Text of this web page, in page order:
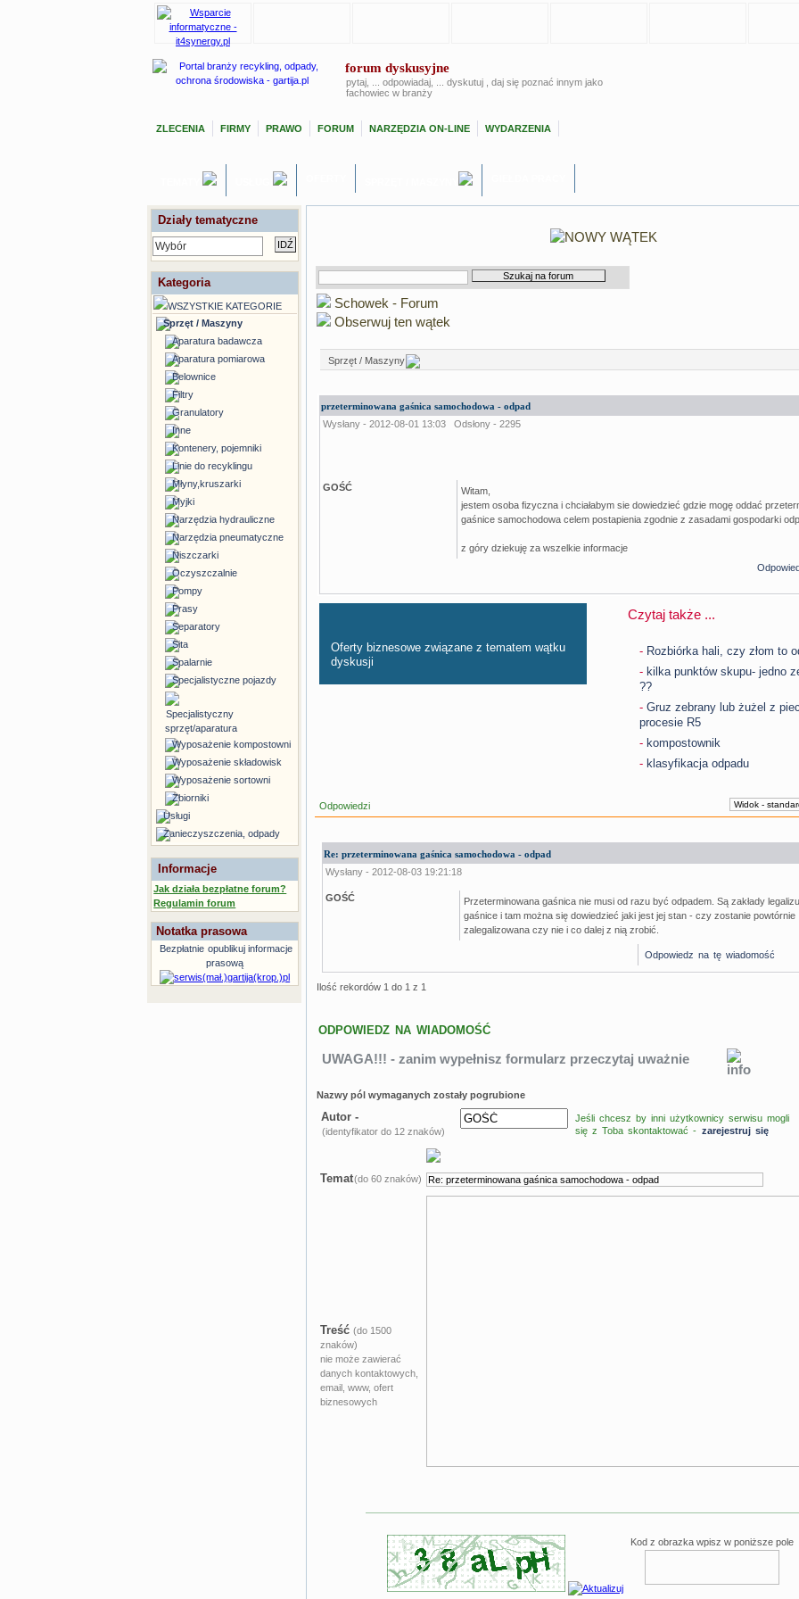
forum dyskusyjne
pytaj, ... odpowiadaj, ... dyskutuj , daj się poznać innym jako
fachowiec w branży
ZLECENIA
FIRMY PRAWO FORUM NARZĘDZIA ON-LINE WYDARZENIA
Działy tematyczne
Wybór
Kategoria
WSZYSTKIE KATEGORIE
Sprzęt / Maszyny
Aparatura badawcza
Aparatura pomiarowa
Belownice
Filtry
Granulatory
Inne
Kontenery, pojemniki
Linie do recyklingu
Młyny,kruszarki
Myjki
Narzędzia hydrauliczne
Narzędzia pneumatyczne
Niszczarki
Oczyszczalnie
Pompy
Prasy
Separatory
Sita
Spalarnie
Specjalistyczne pojazdy
Specjalistyczny
sprzęt/aparatura
Wyposażenie kompostowni
Wyposażenie składowisk
Wyposażenie sortowni
Zbiorniki
Usługi
Zanieczyszczenia, odpady
Informacje
Jak działa bezpłatne forum?
Regulamin forum
Notatka prasowa
Bezpłatnie opublikuj informacje
prasową
Schowek - Forum
Obserwuj ten wątek
Sprzęt / Maszyny
przeterminowana gaśnica samochodowa - odpad
Wysłany - 2012-08-01 13:03
Odsłony - 2295
GOŚĆ
Witam,
jestem osoba fizyczna i chciałabym sie dowiedzieć gdzie mogę oddać
gaśnice samochodowa celem postapienia zgodnie z zasadami gospodarki
z góry dziekuję za wszelkie informacje
Oferty biznesowe związane z tematem wątku
dyskusji
Czytaj także ...
- Rozbiórka hali, czy złom to
- kilka punktów skupu- jedno
??
-Gruz zebrany lub żużel z
procesie R5
- kompostownik
- klasyfikacja odpadu
Odpowiedzi
Re: przeterminowana gaśnica samochodowa - odpad
Wysłany - 2012-08-03 19:21:18
GOŚĆ
Przeterminowana gaśnica nie musi od razu być odpadem. Są zakłady
gaśnice i tam można się dowiedzieć jaki jest jej stan - czy zostanie powtórnie
zalegalizowana czy nie i co dalej z nią zrobić.
Odpowiedz na tę wiadomość
Ilość rekordów 1 do 1 z 1
ODPOWIEDZ NA WIADOMOŚĆ
UWAGA!!! - zanim wypełnisz formularz przeczytaj uważnie
Nazwy pól wymaganych zostały pogrubione
Autor -
(identyfikator do 12 znaków)
Jeśli chcesz by inni użytkownicy serwisu mogli
się z Toba skontaktować - zarejestruj się
Temat(do 60 znaków)
Treść (do 1500
znaków)
nie może zawierać
danych kontaktowych,
email, www, ofert
biznesowych
Kod z obrazka wpisz w poniższe pole